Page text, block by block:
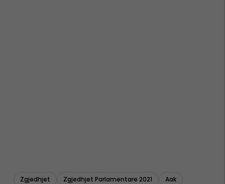
Zgjedhjet Zgjedhjet Parlamentare 2021
Aak